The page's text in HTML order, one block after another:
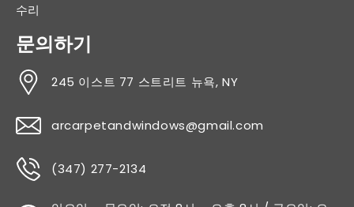
수리
문의하기
245 이스트 77 스트리트 뉴욕, NY
arcarpetandwindows@gmail.com
(347) 277-2134